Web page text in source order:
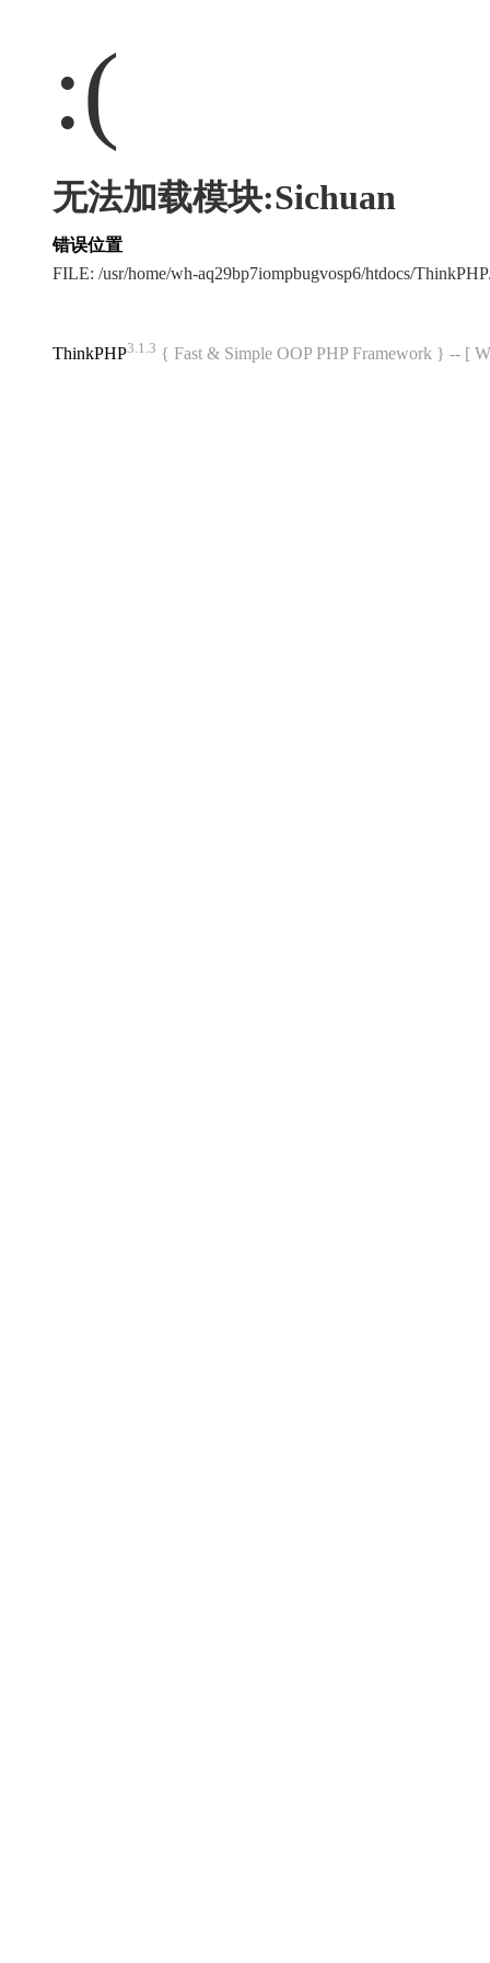
:(
无法加载模块:Sichuan
错误位置
FILE: /usr/home/wh-aq29bp7iompbugvosp6/htdocs/
ThinkPHP3.1.3 { Fast & Simple OOP PHP Framework } -- [